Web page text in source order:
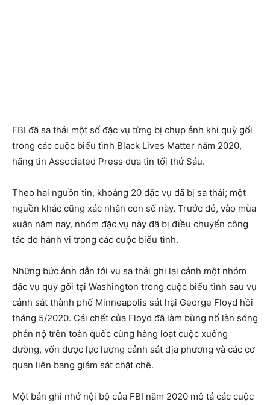
FBI đã sa thải một số đặc vụ từng bị chụp ảnh khi quỳ gối
trong các cuộc biểu tình Black Lives Matter năm 2020,
hãng tin Associated Press đưa tin tối thứ Sáu.
Theo hai nguồn tin, khoảng 20 đặc vụ đã bị sa thải; một
nguồn khác cũng xác nhận con số này. Trước đó, vào mùa
xuân năm nay, nhóm đặc vụ này đã bị điều chuyển công
tác do hành vi trong các cuộc biểu tình.
Những bức ảnh dẫn tới vụ sa thải ghi lại cảnh một nhóm
đặc vụ quỳ gối tại Washington trong cuộc biểu tình sau vụ
cảnh sát thành phố Minneapolis sát hại George Floyd hồi
tháng 5/2020. Cái chết của Floyd đã làm bùng nổ làn sóng
phẫn nộ trên toàn quốc cùng hàng loạt cuộc xuống
đường, vốn được lực lượng cảnh sát địa phương và các cơ
quan liên bang giám sát chặt chẽ.
Một bản ghi nhớ nội bộ của FBI năm 2020 mô tả các cuộc